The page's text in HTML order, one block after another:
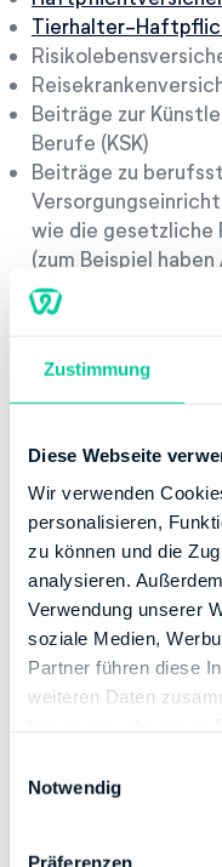
Zustimmung
Diese Webseite
Wir verwenden
personalisieren,
zu können und die
analysieren.
Verwendung unserer
soziale Medien,
Partner führen diese
weiteren Daten
Notwendig
Präferenzen
Tierhalter-
Beiträge zur
Berufe (KSK)
Beiträge zu
wie die gesetzliche
(zum Beispiel
Rechtsanwälte
Rechtslage
abgeschlossen
Sonderausgaben
Hinweis:Manche
private und berufliche
Arbeitsrechtsschutz
mitversichert. Die
Steuererklärung
und Sonderausgaben
Unfallversicherung
kann Dir bescheinigen